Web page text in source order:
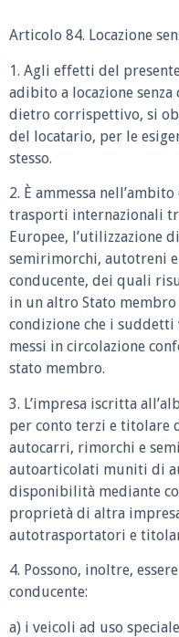
Articolo 84. Locazione
1. Agli effetti del
adibito a locazione
dietro corrispettivo, si
del locatario, per le
stesso.
2. È ammessa
trasporti internazionali
Europee, l’utilizzazione
semirimorchi, autotreni
conducente, dei quali
in un altro Stato
condizione che i
messi in circolazione
stato membro.
3. L’impresa iscritta
per conto terzi e titolare
autocarri, rimorchi e
autoarticolati muniti di
disponibilità mediante
proprietà di altra
autotrasportatori e
4. Possono, inoltre,
conducente:
a) i veicoli ad uso